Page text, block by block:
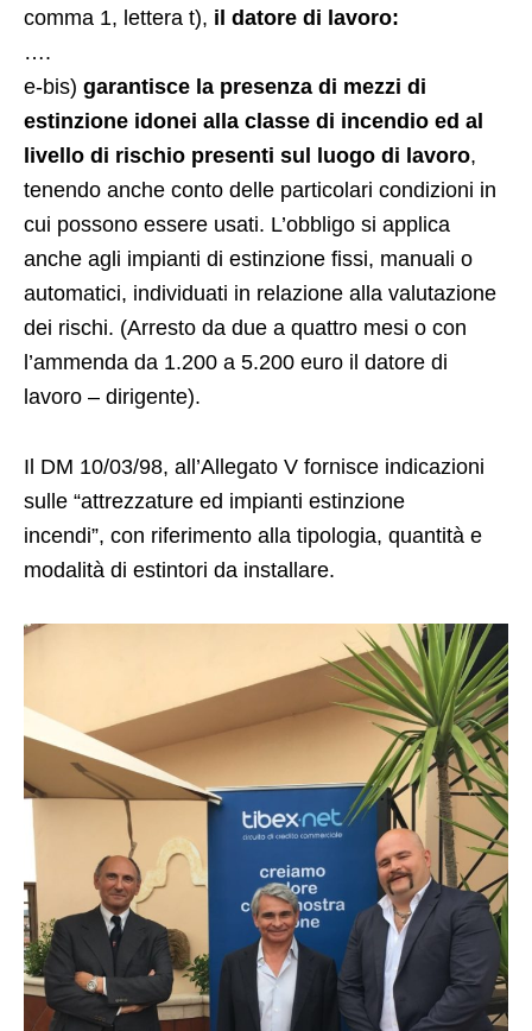
comma 1, lettera t), il datore di lavoro:
….
e-bis) garantisce la presenza di mezzi di
estinzione idonei alla classe di incendio ed al
livello di rischio presenti sul luogo di lavoro,
tenendo anche conto delle particolari condizioni in
cui possono essere usati. L’obbligo si applica
anche agli impianti di estinzione fissi, manuali o
automatici, individuati in relazione alla valutazione
dei rischi. (Arresto da due a quattro mesi o con
l’ammenda da 1.200 a 5.200 euro il datore di
lavoro – dirigente).
Il DM 10/03/98, all’Allegato V fornisce indicazioni
sulle “attrezzature ed impianti estinzione
incendi”, con riferimento alla tipologia, quantità e
modalità di estintori da installare.